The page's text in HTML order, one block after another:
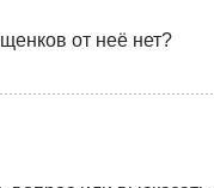
от неё нет?